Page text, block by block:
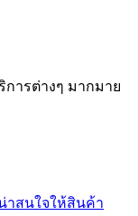
ารต่างๆ มากมาย
าสนใจให้สินค้า